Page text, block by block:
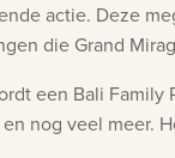
actie. Deze
die Grand
een Bali
nog veel meer.